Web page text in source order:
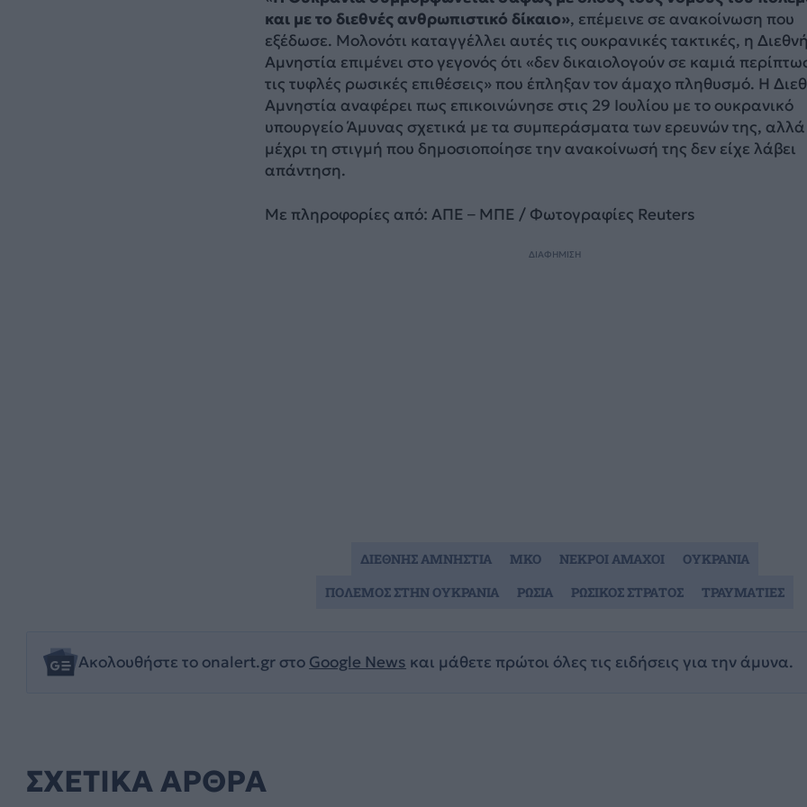
και με το διεθνές ανθρωπιστικό δίκαιο», επέμεινε σε ανακοίνωση που
εξέδωσε. Μολονότι καταγγέλλει αυτές τις ουκρανικές τακτικές, η
Αμνηστία επιμένει στο γεγονός ότι «δεν δικαιολογούν σε καμιά
τις τυφλές ρωσικές επιθέσεις» που έπληξαν τον άμαχο πληθυσμό. Η
Αμνηστία αναφέρει πως επικοινώνησε στις 29 Ιουλίου με το ουκρανικό
υπουργείο Άμυνας σχετικά με τα συμπεράσματα των ερευνών της, αλλά
μέχρι τη στιγμή που δημοσιοποίησε την ανακοίνωσή της δεν είχε λάβει
απάντηση.
Με πληροφορίες από: ΑΠΕ – ΜΠΕ / Φωτογραφίες Reuters
ΔΙΑΦΗΜΙΣΗ
Ακολουθήστε το onalert.gr στο Google News και μάθετε πρώτοι όλες τις ειδήσεις για την άμυνα.
ΔΙΕΘΝΗΣ ΑΜΝΗΣΤΙΑ ΜΚΟ ΝΕΚΡΟΙ ΑΜΑΧΟΙ
ΟΥΚΡΑΝΙΑ
ΠΟΛΕΜΟΣ ΣΤΗΝ ΟΥΚΡΑΝΙΑ
ΡΩΣΙΑ ΡΩΣΙΚΟΣ ΣΤΡΑΤΟΣ ΤΡΑΥΜΑΤΙΕΣ
ΣΧΕΤΙΚΑ ΑΡΘΡΑ